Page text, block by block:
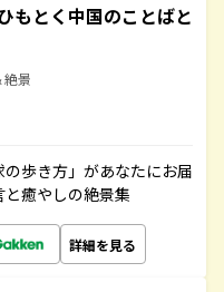
もとく中国のことばと
絶景
歩き方」があなたにお届
癒やしの絶景集
詳細を見る